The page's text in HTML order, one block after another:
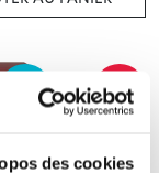
des cookies
-20%
gaspi